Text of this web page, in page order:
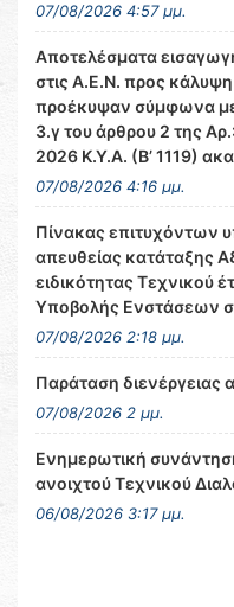
07/08/2026 4:57 μμ.
Αποτελέσματα
στις Α.Ε.Ν. προς
προέκυψαν σύμφωνα με
3.γ του άρθρου 2 της
2026 Κ.Υ.Α. (Β’ 1119)
07/08/2026 4:16 μμ.
Πίνακας επιτυχόντων
απευθείας κατάταξης
ειδικότητας Τεχνικού
Υποβολής Ενστάσεων
07/08/2026 2:18 μμ.
Παράταση διενέργειας
07/08/2026 2 μμ.
Ενημερωτική
ανοιχτού Τεχνικού
06/08/2026 3:17 μμ.